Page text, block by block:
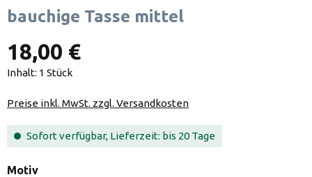
bauchige Tasse mittel
18,00 €
Inhalt: 1 Stück
Preise inkl. MwSt. zzgl. Versandkosten
Sofort verfügbar, Lieferzeit: bis 20 Tage
Motivauswählen